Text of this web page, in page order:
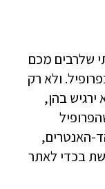
שלרבים מכם
ולא רק
בהן,
האנטרים,
בכדי לאתר